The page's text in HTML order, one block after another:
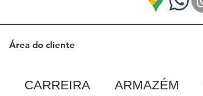
Área do cliente
CARREIRA ARMAZÉM